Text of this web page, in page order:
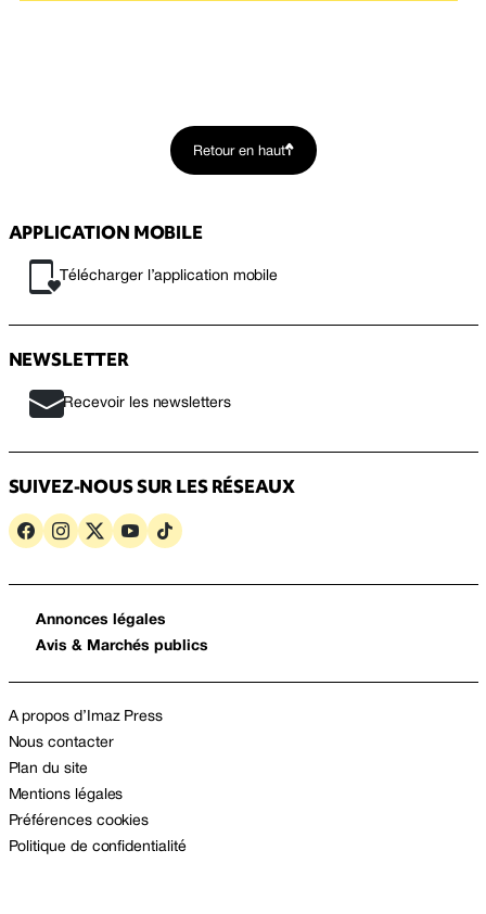
Retour en haut
APPLICATION MOBILE
Télécharger l’application mobile
NEWSLETTER
Recevoir les newsletters
SUIVEZ-NOUS SUR LES RÉSEAUX
Annonces légales
Avis & Marchés publics
A propos d’Imaz Press
Nous contacter
Plan du site
Mentions légales
Préférences cookies
Politique de confidentialité